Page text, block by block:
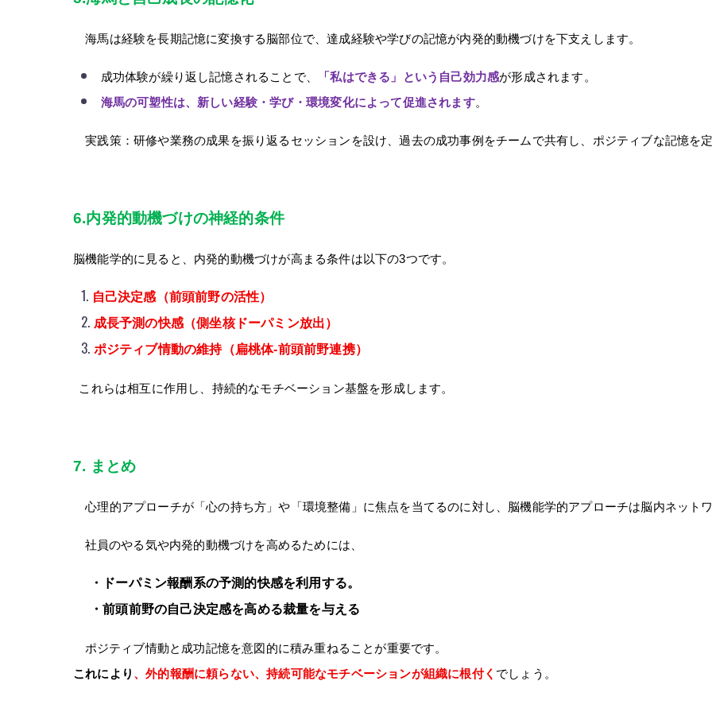
海馬は経験を長期記憶に変換する脳部位で、達成経験や学びの記憶が内発的動機づけを下支えします。
成功体験が繰り返し記憶されることで、 「私はできる」という自己効力感が形成されます。
海馬の可塑性は、新しい経験・学び・環境変化によって促進されます。
実践策：研修や業務の成果を振り返るセッションを設け、過去の成功事例をチームで共有し、ポジティブな記憶を定
6.内発的動機づけの神経的条件
脳機能学的に見ると、内発的動機づけが高まる条件は以下の3つです。
自己決定感（前頭前野の活性）
成長予測の快感（側坐核ドーパミン放出）
ポジティブ情動の維持（扁桃体-前頭前野連携）
これらは相互に作用し、持続的なモチベーション基盤を形成します。
7. まとめ
心理的アプローチが「心の持ち方」や「環境整備」に焦点を当てるのに対し、脳機能学的アプローチは脳内ネット
社員のやる気や内発的動機づけを高めるためには、
・ドーパミン報酬系の予測的快感を利用する。
・前頭前野の自己決定感を高める裁量を与える
ポジティブ情動と成功記憶を意図的に積み重ねることが重要です。
これにより 、外的報酬に頼らない、持続可能なモチベーションが組織に根付く でしょう。